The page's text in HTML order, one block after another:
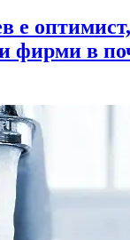
е
фирми в